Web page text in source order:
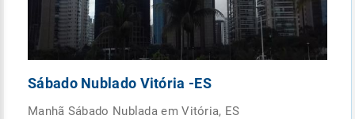
Sábado Nublado Vitória -ES
Manhã Sábado Nublada em Vitória, ES